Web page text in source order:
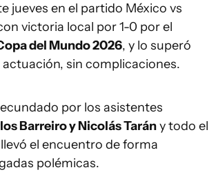
jueves en el partido México vs
victoria local por 1-0 por el
del Mundo 2026, y lo superó
sin complicaciones.
por los asistentes
Barreiro y Nicolás Tarány todo el
el encuentro de forma
polémicas.